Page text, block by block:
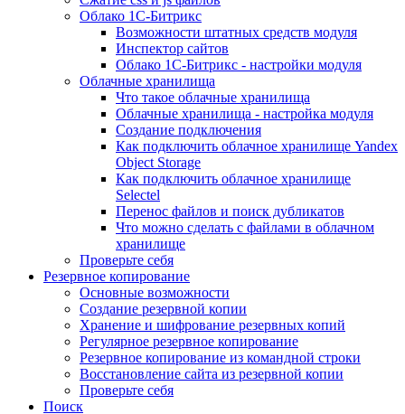
Облако 1С-Битрикс
Возможности штатных средств модуля
Инспектор сайтов
Облако 1С-Битрикс - настройки модуля
Облачные хранилища
Что такое облачные хранилища
Облачные хранилища - настройка модуля
Создание подключения
Как подключить облачное хранилище Yandex
Object Storage
Как подключить облачное хранилище
Selectel
Перенос файлов и поиск дубликатов
Что можно сделать с файлами в облачном
хранилище
Проверьте себя
Резервное копирование
Основные возможности
Создание резервной копии
Хранение и шифрование резервных копий
Регулярное резервное копирование
Резервное копирование из командной строки
Восстановление сайта из резервной копии
Проверьте себя
Поиск